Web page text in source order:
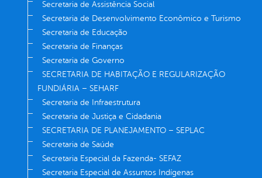
Secretaria de Assistência Social
Secretaria de Desenvolvimento Econômico e Turismo
Secretaria de Educação
Secretaria de Finanças
Secretaria de Governo
SECRETARIA DE HABITAÇÃO E REGULARIZAÇÃO
FUNDIÁRIA – SEHARF
Secretaria de Infraestrutura
Secretaria de Justiça e Cidadania
SECRETARIA DE PLANEJAMENTO – SEPLAC
Secretaria de Saúde
Secretaria Especial da Fazenda- SEFAZ
Secretaria Especial de Assuntos Indígenas